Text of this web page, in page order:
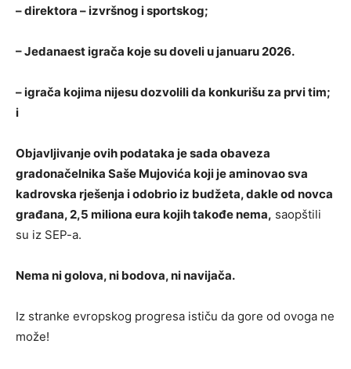
– direktora – izvršnog i sportskog;
– Jedanaest igrača koje su doveli u januaru 2026.
– igrača kojima nijesu dozvolili da konkurišu za prvi tim;
i
Objavljivanje ovih podataka je sada obaveza
gradonačelnika Saše Mujovića koji je aminovao sva
kadrovska rješenja i odobrio iz budžeta, dakle od novca
građana, 2,5 miliona eura kojih takođe nema, saopštili
su iz SEP-a.
Nema ni golova, ni bodova, ni navijača.
Iz stranke evropskog progresa ističu da gore od ovoga ne
može!